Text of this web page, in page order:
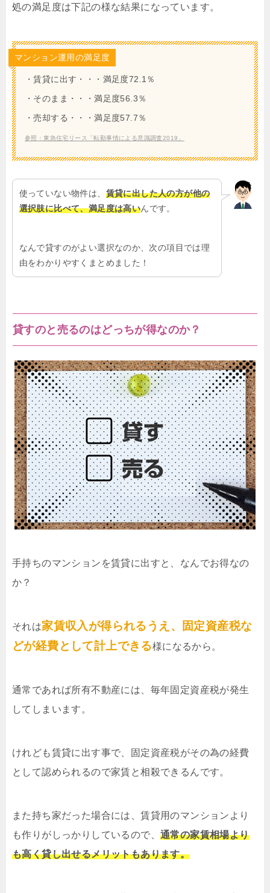
処の満足度は下記の様な結果になっています。
マンション運用の満足度
・賃貸に出す・・・満足度72.1％
・そのまま・・・満足度56.3％
・売却する・・・満足度57.7％
参照：東急住宅リース「転勤事情による意識調査2019」
使っていない物件は、 賃貸に出した人の方が他の
選択肢に比べて、満足度は高いんです。
なんで貸すのがよい選択なのか、次の項目では理
由をわかりやすくまとめました！
貸すのと売るのはどっちが得なのか？
手持ちのマンションを賃貸に出すと、なんでお得なの
か？
それは家賃収入が得られるうえ、固定資産税な
どが経費として計上できる様になるから。
通常であれば所有不動産には、毎年固定資産税が発生
してしまいます。
けれども賃貸に出す事で、固定資産税がその為の経費
として認められるので家賃と相殺できるんです。
また持ち家だった場合には、賃貸用のマンションより
も作りがしっかりしているので、 通常の家賃相場より
も高く貸し出せるメリットもあります。